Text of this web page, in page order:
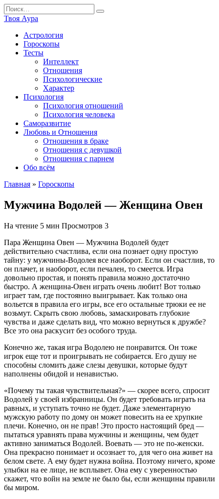
Перейти
к
содержанию
Search
for:
Твоя Аура
Астрология
Гороскопы
Тесты
Интеллект
Отношения
Психологические
Характер
Психология
Психология отношений
Психология человека
Саморазвитие
Любовь и Отношения
Отношения в браке
Отношения с девушкой
Отношения с парнем
Обо всём
Главная » Гороскопы
Мужчина Водолей — Женщина Овен
На чтение 5 мин Просмотров 3
Пара Женщина Овен — Мужчина Водолей будет
действительно счастлива, если она познает одну простую
тайну: у мужчины-Водолея все наоборот. Если он счастлив, то
он плачет, и наоборот, если печален, то смеется. Игра
довольно простая, и понять правила можно достаточно
быстро. А женщина-Овен играть очень любит! Вот только
играет там, где постоянно выигрывает. Как только она
вольется в правила его игры, все его остальные трюки ее не
возьмут. Скрыть свою любовь, замаскировать глубокие
чувства и даже сделать вид, что можно вернуться к дружбе?
Все это она раскусит без особого труда.
Конечно же, такая игра Водолею не понравится. Он тоже
игрок еще тот и проигрывать не собирается. Его душу не
способны сломить даже слезы девушки, которые будут
наполнены обидой и ненавистью.
«Почему ты такая чувствительная?» — скорее всего, спросит
Водолей у своей избранницы. Он будет требовать играть на
равных, и уступать точно не будет. Даже элементарную
мужскую работу по дому он может повесить на ее хрупкие
плечи. Конечно, он не прав! Это просто настоящий бред —
пытаться уравнять права мужчины и женщины, чем будет
активно заниматься Водолей. Воевать — это не по-женски.
Она прекрасно понимает и осознает то, для чего она живет на
белом свете. А ему будет нужна война. Поэтому ничего, кроме
улыбки на ее лице, не всплывет. Она ему с уверенностью
скажет, что войн на земле не было бы, если женщины правили
бы миром.